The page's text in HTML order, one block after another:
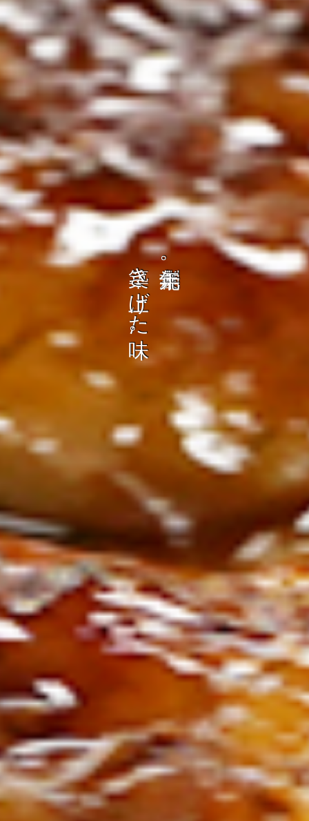
の
を
、
ト
コ
ト
ン
し
む